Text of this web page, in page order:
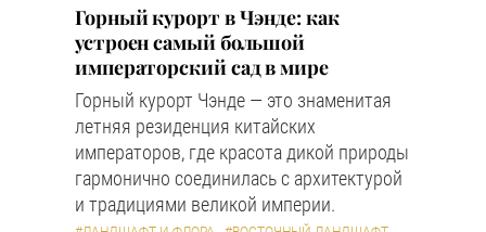
Горный курорт в Чэнде: как
устроен самый большой
императорский сад в мире
Горный курорт Чэнде — это знаменитая
летняя резиденция китайских
императоров, где красота дикой природы
гармонично соединилась с архитектурой
и традициями великой империи.